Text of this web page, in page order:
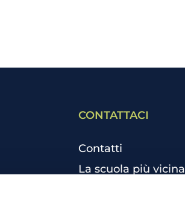
CONTATTACI
Contatti
La scuola più vicina